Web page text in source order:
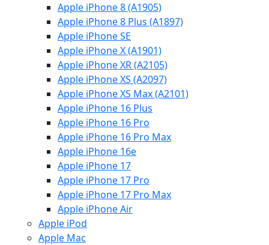
Apple iPhone 8 (A1905)
Apple iPhone 8 Plus (A1897)
Apple iPhone SE
Apple iPhone X (A1901)
Apple iPhone XR (A2105)
Apple iPhone XS (A2097)
Apple iPhone XS Max (A2101)
Apple iPhone 16 Plus
Apple iPhone 16 Pro
Apple iPhone 16 Pro Max
Apple iPhone 16e
Apple iPhone 17
Apple iPhone 17 Pro
Apple iPhone 17 Pro Max
Apple iPhone Air
Apple iPod
Apple Mac